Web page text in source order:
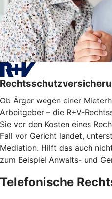
Ob Ärger wegen einer
Arbeitgeber – die R+V-
Sie vor den Kosten eines
Fall vor Gericht landet,
Mediation. Hilft das auch
zum Beispiel Anwalts- und
Telefonische